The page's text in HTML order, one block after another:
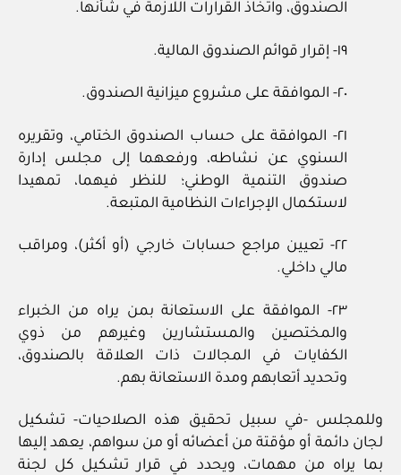
الصندوق، واتخاذ القرارات اللازمة في شأنها.
١٩- إقرار قوائم الصندوق المالية.
٢٠- الموافقة على مشروع ميزانية الصندوق.
٢١- الموافقة على حساب الصندوق الختامي، وتقريره
السنوي عن نشاطه، ورفعهما إلى مجلس إدارة
صندوق التنمية الوطني؛ للنظر فيهما، تمهيدا
لاستكمال الإجراءات النظامية المتبعة.
٢٢- تعيين مراجع حسابات خارجي (أو أكثر)، ومراقب
مالي داخلي.
٢٣- الموافقة على الاستعانة بمن يراه من الخبراء
والمختصين والمستشارين وغيرهم من ذوي
الكفايات في المجالات ذات العلاقة بالصندوق،
وتحديد أتعابهم ومدة الاستعانة بهم.
وللمجلس -في سبيل تحقيق هذه الصلاحيات- تشكيل
لجان دائمة أو مؤقتة من أعضائه أو من سواهم، يعهد إليها
بما يراه من مهمات، ويحدد في قرار تشكيل كل لجنة